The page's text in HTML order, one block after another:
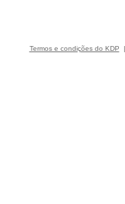
Termos e condições do KDP